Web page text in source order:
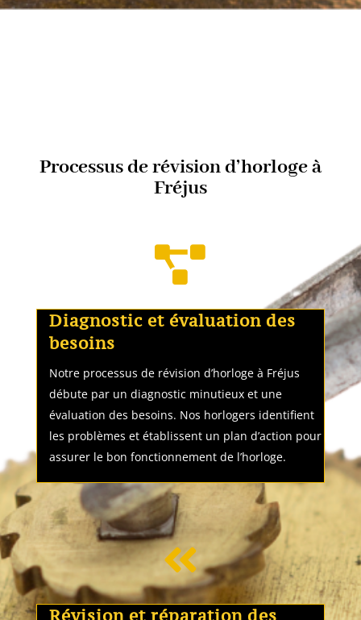
Processus de révision d’horloge à
Fréjus

Diagnostic et évaluation des
besoins
Notre processus de révision d’horloge à Fréjus
débute par un diagnostic minutieux et une
évaluation des besoins. Nos horlogers identifient
les problèmes et établissent un plan d’action pour
assurer le bon fonctionnement de l’horloge.

Révision et réparation des